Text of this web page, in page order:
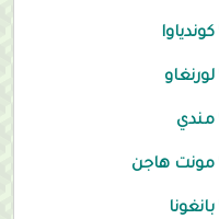
كوندياوا
لورنغاو
مندي
مونت هاجن
بانغونا